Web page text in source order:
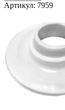
Артикул: 7959